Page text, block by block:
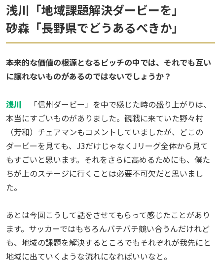
浅川「地域課題解決ダービーを」
砂森「長野県でどうあるべきか」
――本来的な価値の根源となるピッチの中では、それでも互い
に譲れないものがあるのではないでしょうか？
浅川 「信州ダービー」を中で感じた時の盛り上がりは、
本当にすごいものがありました。観戦に来ていた野々村
（芳和）チェアマンもコメントしていましたが、どこの
ダービーを見ても、J3だけじゃなくJリーグ全体から見て
もすごいと思います。それをさらに高めるためにも、僕た
ちが上のステージに行くことは必要不可欠だと思いまし
た。
あとは今回こうして話をさせてもらって感じたことがあり
ます。サッカーではもちろんバチバチ競い合うんだけれど
も、地域の課題を解決するところでもそれぞれが我先にと
地域に出ていくような流れになればいいなと。